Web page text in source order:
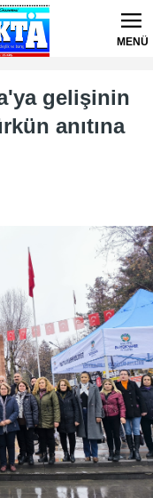
MENÜ
gelişinin
anıtına